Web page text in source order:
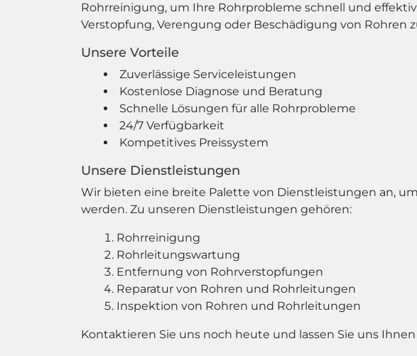
Rohrreinigung, um Ihre Rohrprobleme schnell und
Verstopfung, Verengung oder Beschädigung von Rohren
Unsere Vorteile
Zuverlässige Serviceleistungen
Kostenlose Diagnose und Beratung
Schnelle Lösungen für alle Rohrprobleme
24/7 Verfügbarkeit
Kompetitives Preissystem
Unsere Dienstleistungen
Wir bieten eine breite Palette von Dienstleistungen an,
werden. Zu unseren Dienstleistungen gehören:
Rohrreinigung
Rohrleitungswartung
Entfernung von Rohrverstopfungen
Reparatur von Rohren und Rohrleitungen
Inspektion von Rohren und Rohrleitungen
Kontaktieren Sie uns noch heute und lassen Sie uns